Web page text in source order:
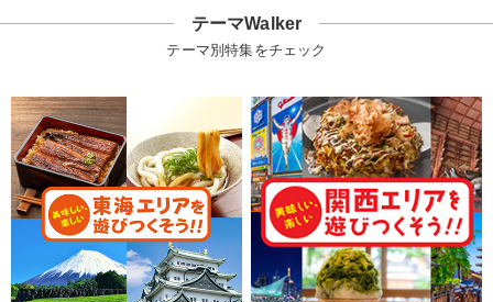
テーマWalker
テーマ別特集をチェック